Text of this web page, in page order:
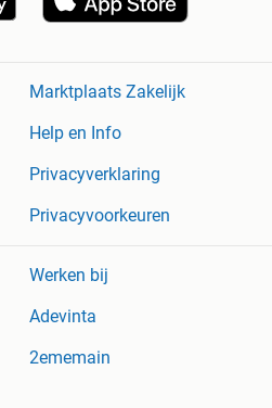
Marktplaats Zakelijk
Help en Info
Privacyverklaring
Privacyvoorkeuren
Werken bij
Adevinta
2ememain